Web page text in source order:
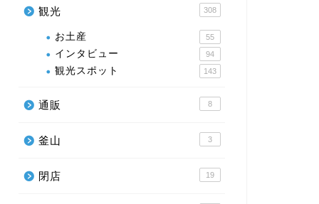
観光 308
お土産 55
インタビュー 94
観光スポット 143
通販 8
釜山 3
閉店 19